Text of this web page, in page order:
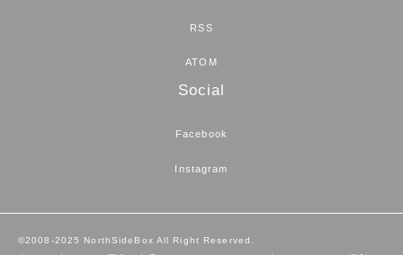
RSS
ATOM
Social
Facebook
Instagram
©2008-2025 NorthSideBox All Right Reserved.